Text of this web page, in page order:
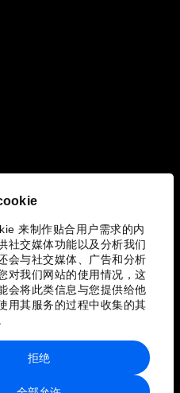
来制作贴合用户需求的内
社交媒体功能以及分析我们
会与社交媒体、广告和分析
对我们网站的使用情况，这
会将此类信息与您提供给他
用其服务的过程中收集的其
拒绝